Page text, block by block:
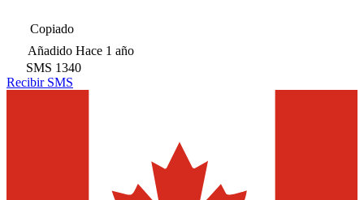
Copiado
Añadido Hace 1 año
SMS 1340
Recibir SMS